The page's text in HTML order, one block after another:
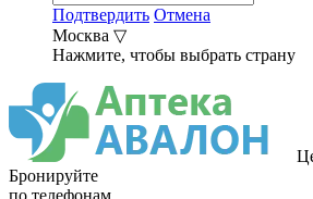
Подтвердить Отмена
Москва ▽
Нажмите, чтобы выбрать страну
Бронируйте
по телефонам